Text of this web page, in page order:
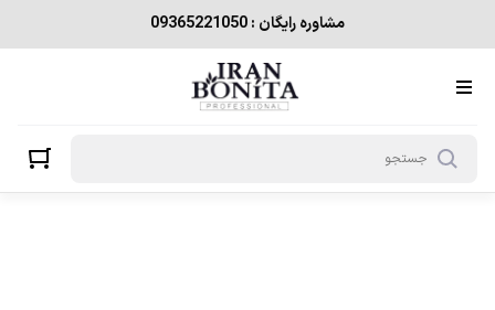
مشاوره رایگان : 09365221050